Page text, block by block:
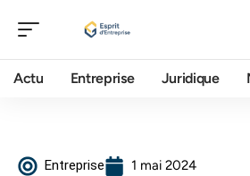
Actu Entreprise Juridique
Entreprise 1 mai 2024